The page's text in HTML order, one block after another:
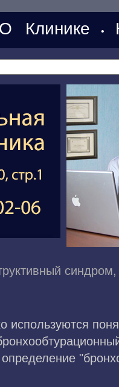
О Клинике •
используются